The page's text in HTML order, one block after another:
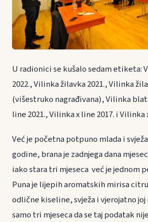
U radionici se kušalo sedam etiketa:
2022., Vilinka žilavka 2021., Vilinka
(višestruko nagrađivana), Vilinka
line 2021., Vilinka x line 2017. i Vilinka
Već je početna potpuno mlada i
godine, brana je zadnjega dana
iako stara tri mjeseca već je jednom
Puna je lijepih aromatskih mirisa
odlične kiseline, svježa i vjerojatno
samo tri mjeseca da se taj podatak